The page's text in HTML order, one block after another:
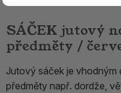
SÁČEK jutový
předměty /
Jutový sáček je vhodným
předměty např. dordže,